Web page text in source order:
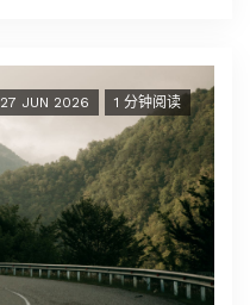
27 JUN 2026 1 分钟阅读